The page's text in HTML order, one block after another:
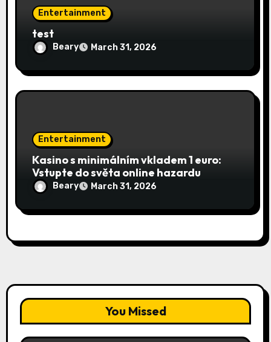
Entertainment
test
Beary March 31, 2026
Entertainment
Kasino s minimálním vkladem 1 euro:
Vstupte do světa online hazardu
Beary March 31, 2026
You Missed